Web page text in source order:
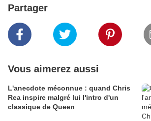
Partager
Vous aimerez aussi
L'anecdote méconnue : quand Chris
Rea inspire malgré lui l'intro d'un
classique de Queen